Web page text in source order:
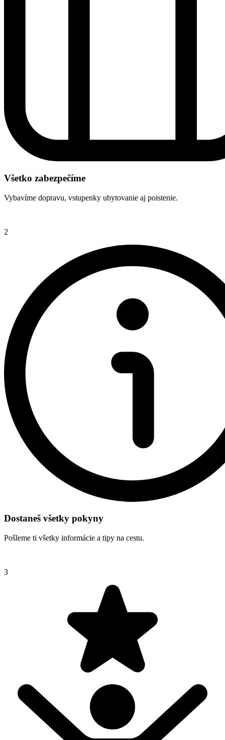
Všetko zabezpečíme
Vybavíme dopravu, vstupenky ubytovanie aj poistenie.
2
Dostaneš všetky pokyny
Pošleme ti všetky informácie a tipy na cestu.
3